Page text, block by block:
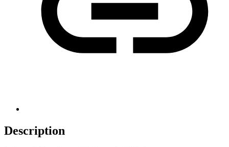
Description